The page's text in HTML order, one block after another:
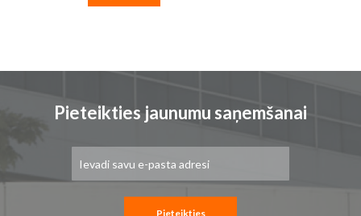
Pieteikties jaunumu saņemšanai
saņemšanai:
Pieteikties